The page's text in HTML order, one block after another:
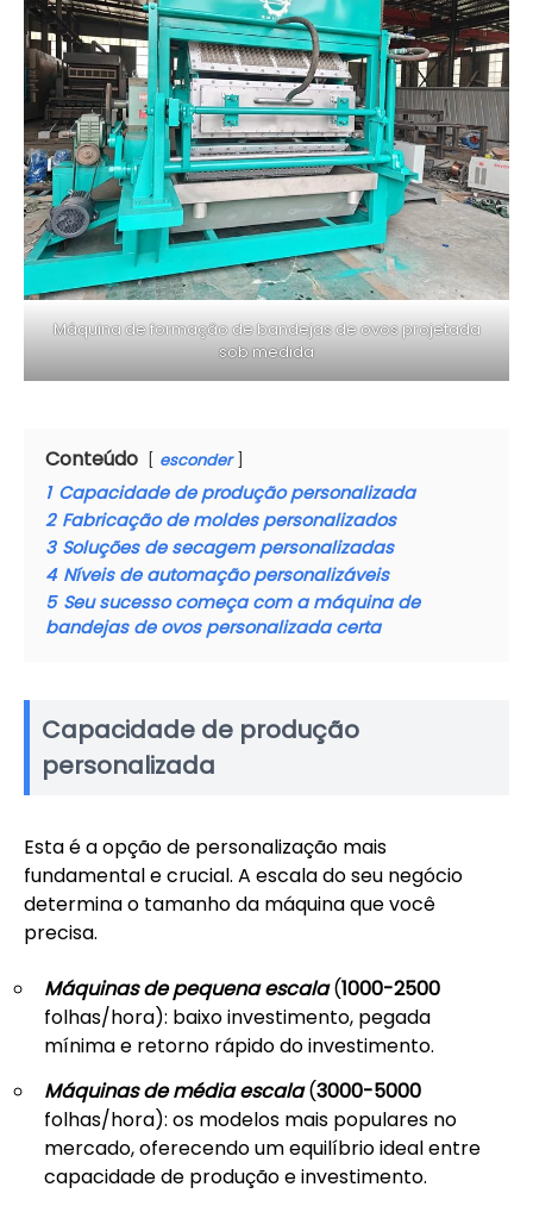
Máquina de formação de bandejas de ovos projetada
sob medida
Conteúdo esconder
1 Capacidade de produção personalizada
2 Fabricação de moldes personalizados
3 Soluções de secagem personalizadas
4 Níveis de automação personalizáveis
5 Seu sucesso começa com a máquina de
bandejas de ovos personalizada certa
Capacidade de produção
personalizada
Esta é a opção de personalização mais
fundamental e crucial. A escala do seu negócio
determina o tamanho da máquina que você
precisa.
Máquinas de pequena escala(1000-2500
folhas/hora): baixo investimento, pegada
mínima e retorno rápido do investimento.
Máquinas de média escala(3000-5000
folhas/hora): os modelos mais populares no
mercado, oferecendo um equilíbrio ideal entre
capacidade de produção e investimento.